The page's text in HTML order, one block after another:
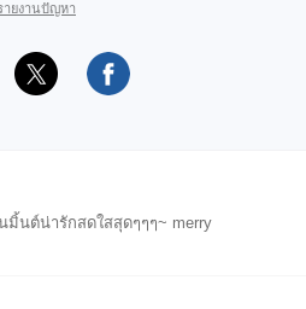
ายงานปัญหา
นต์น่ารักสดใสสุดๆๆๆ~ merry